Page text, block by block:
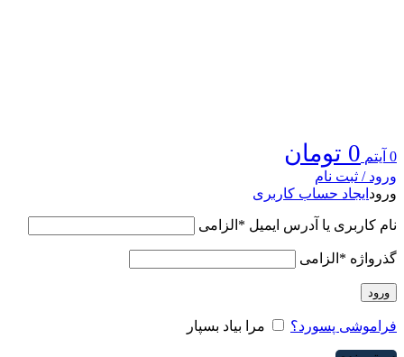
0 آیتم 0 تومان
ورود / ثبت نام
ورود ایجاد حساب کاربری
نام کاربری یا آدرس ایمیل * الزامی
گذرواژه * الزامی
ورود
فراموشی پسورد؟ مرا بیاد بسپار